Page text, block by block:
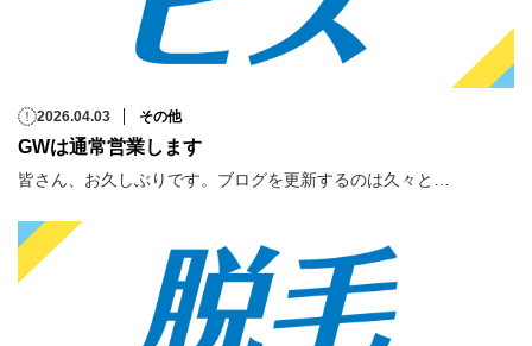
2026.04.03 その他
GWは通常営業します
皆さん、お久しぶりです。ブログを更新するのは久々と…